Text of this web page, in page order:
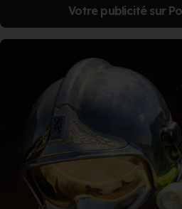
Votre publicité sur